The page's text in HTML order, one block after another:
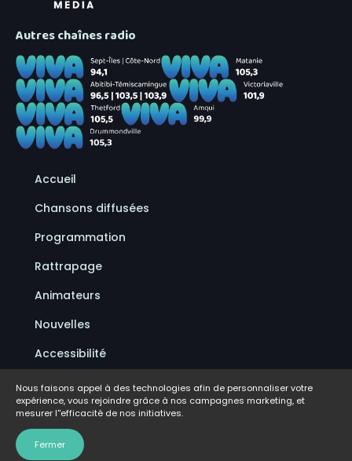
Autres chaînes radio
Accueil
Chansons diffusées
Programmation
Rattrapage
Animateurs
Nouvelles
Accessibilité
Politique de confidentialité
Conditions d'utilisation
FAQ
Nous faisons appel à des technologies afin de personnaliser votre
expérience, vous rejoindre grâce à nos campagnes marketing, et
mesurer l''efficacité de nos initiatives.
Fermer